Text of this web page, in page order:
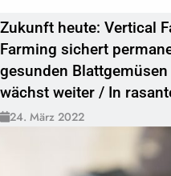
Zukunft heute: Vertical
Farming sichert
gesunden
wächst weiter / In
24. März 2022